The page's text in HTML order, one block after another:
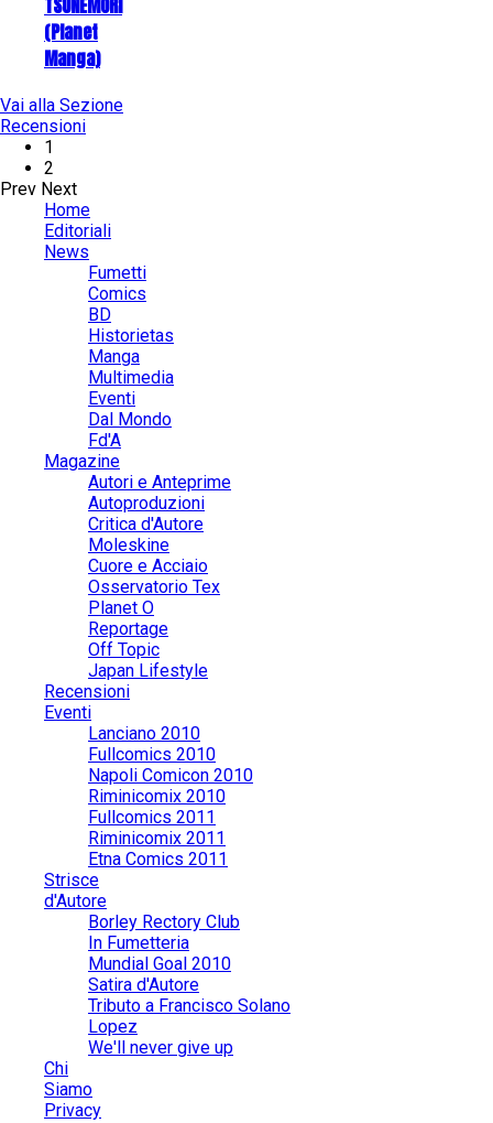
TSUNEMORI
(Planet
Manga)
Vai alla Sezione
Recensioni
1
2
Prev Next
Home
Editoriali
News
Fumetti
Comics
BD
Historietas
Manga
Multimedia
Eventi
Dal Mondo
Fd'A
Magazine
Autori e Anteprime
Autoproduzioni
Critica d'Autore
Moleskine
Cuore e Acciaio
Osservatorio Tex
Planet O
Reportage
Off Topic
Japan Lifestyle
Recensioni
Eventi
Lanciano 2010
Fullcomics 2010
Napoli Comicon 2010
Riminicomix 2010
Fullcomics 2011
Riminicomix 2011
Etna Comics 2011
Strisce
d'Autore
Borley Rectory Club
In Fumetteria
Mundial Goal 2010
Satira d'Autore
Tributo a Francisco Solano
Lopez
We'll never give up
Chi
Siamo
Privacy